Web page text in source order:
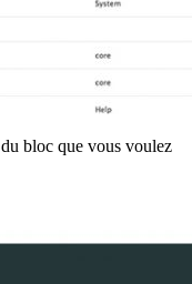
du bloc que vous voulez